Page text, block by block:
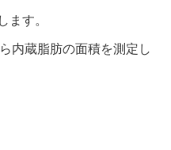
ます。
内蔵脂肪の面積を測定し